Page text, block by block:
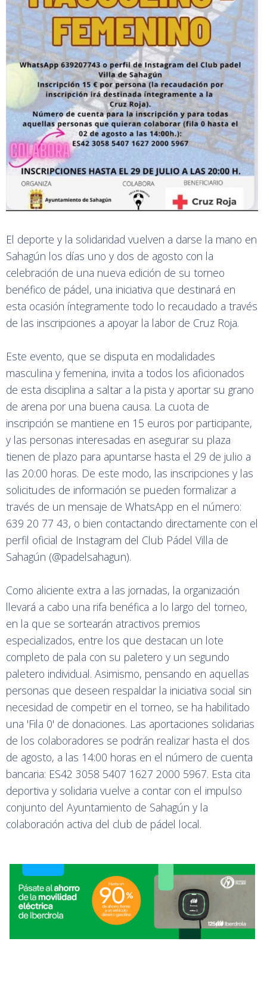
El deporte y la solidaridad vuelven a darse la mano en
Sahagún los días uno y dos de agosto con la
celebración de una nueva edición de su torneo
benéfico de pádel, una iniciativa que destinará en
esta ocasión íntegramente todo lo recaudado a través
de las inscripciones a apoyar la labor de Cruz Roja.
Este evento, que se disputa en modalidades
masculina y femenina, invita a todos los aficionados
de esta disciplina a saltar a la pista y aportar su grano
de arena por una buena causa. La cuota de
inscripción se mantiene en 15 euros por participante,
y las personas interesadas en asegurar su plaza
tienen de plazo para apuntarse hasta el 29 de julio a
las 20:00 horas. De este modo, las inscripciones y las
solicitudes de información se pueden formalizar a
través de un mensaje de WhatsApp en el número:
639 20 77 43, o bien contactando directamente con el
perfil oficial de Instagram del Club Pádel Villa de
Sahagún (@padelsahagun).
Como aliciente extra a las jornadas, la organización
llevará a cabo una rifa benéfica a lo largo del torneo,
en la que se sortearán atractivos premios
especializados, entre los que destacan un lote
completo de pala con su paletero y un segundo
paletero individual. Asimismo, pensando en aquellas
personas que deseen respaldar la iniciativa social sin
necesidad de competir en el torneo, se ha habilitado
una 'Fila 0' de donaciones. Las aportaciones solidarias
de los colaboradores se podrán realizar hasta el dos
de agosto, a las 14:00 horas en el número de cuenta
bancaria: ES42 3058 5407 1627 2000 5967. Esta cita
deportiva y solidaria vuelve a contar con el impulso
conjunto del Ayuntamiento de Sahagún y la
colaboración activa del club de pádel local.